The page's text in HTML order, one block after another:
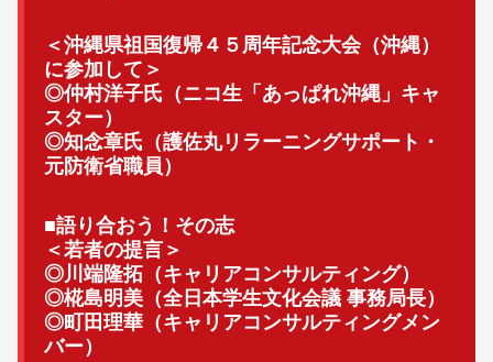
＜沖縄県祖国復帰４５周年記念大会（沖縄）
に参加して＞
◎仲村洋子氏（ニコ生「あっぱれ沖縄」キャ
スター）
◎知念章氏（護佐丸リラーニングサポート・
元防衛省職員）
■語り合おう！その志
＜若者の提言＞
◎川端隆拓（キャリアコンサルティング）
◎椛島明美（全日本学生文化会議 事務局長）
◎町田理華（キャリアコンサルティングメン
バー）